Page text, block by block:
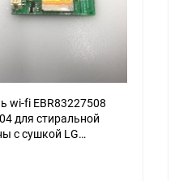
wi-fi EBR83227508
для стиральной
с сушкой LG